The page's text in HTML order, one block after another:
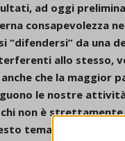
ad oggi
consapevolezza
“difendersi” da
allo stesso,
che la maggior
le nostre
chi non è
tema e valutarne,